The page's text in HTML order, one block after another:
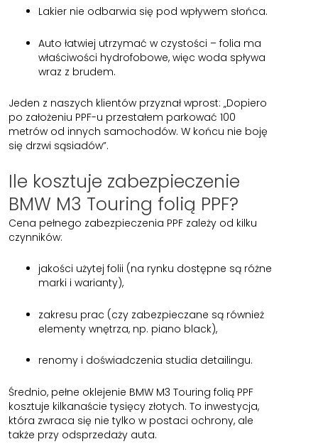
Lakier nie odbarwia się pod wpływem słońca.
Auto łatwiej utrzymać w czystości – folia ma
właściwości hydrofobowe, więc woda spływa
wraz z brudem.
Jeden z naszych klientów przyznał wprost: „Dopiero
po założeniu PPF-u przestałem parkować 100
metrów od innych samochodów. W końcu nie boję
się drzwi sąsiadów”.
Ile kosztuje zabezpieczenie
BMW M3 Touring folią PPF?
Cena pełnego zabezpieczenia PPF zależy od kilku
czynników:
jakości użytej folii (na rynku dostępne są różne
marki i warianty),
zakresu prac (czy zabezpieczane są również
elementy wnętrza, np. piano black),
renomy i doświadczenia studia detailingu.
Średnio, pełne oklejenie BMW M3 Touring folią PPF
kosztuje kilkanaście tysięcy złotych. To inwestycja,
która zwraca się nie tylko w postaci ochrony, ale
także przy odsprzedaży auta.